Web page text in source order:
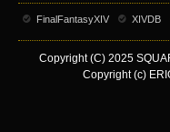
FinalFantasyXIV XIVDB
Copyright (C) 2025
Copyright (c)